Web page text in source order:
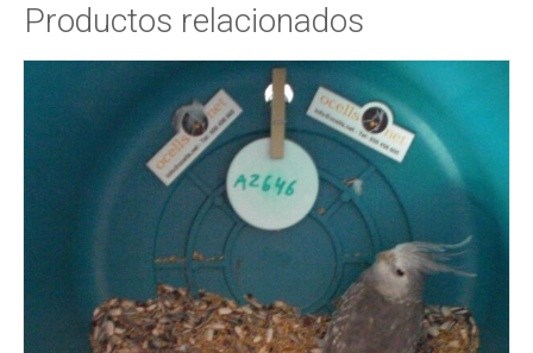
Productos relacionados